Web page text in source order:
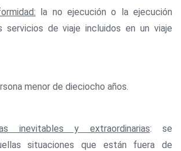
la no ejecución o la ejecución
servicios de viaje incluidos en un viaje
menor de dieciocho años.
inevitables y extraordinarias: se
situaciones que están fuera de